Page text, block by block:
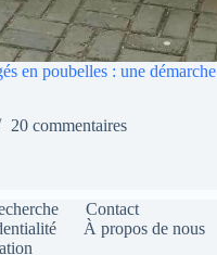
en poubelles : une démarche
20 commentaires
Contact
À propos de nous